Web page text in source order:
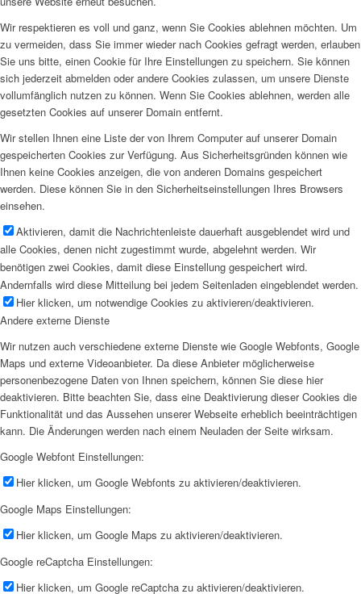
Wir respektieren es voll und ganz, wenn Sie Cookies ablehnen möchten. Um
zu vermeiden, dass Sie immer wieder nach Cookies gefragt werden, erlauben
Sie uns bitte, einen Cookie für Ihre Einstellungen zu speichern. Sie können
sich jederzeit abmelden oder andere Cookies zulassen, um unsere Dienste
vollumfänglich nutzen zu können. Wenn Sie Cookies ablehnen, werden alle
gesetzten Cookies auf unserer Domain entfernt.
Wir stellen Ihnen eine Liste der von Ihrem Computer auf unserer Domain
gespeicherten Cookies zur Verfügung. Aus Sicherheitsgründen können wie
Ihnen keine Cookies anzeigen, die von anderen Domains gespeichert
werden. Diese können Sie in den Sicherheitseinstellungen Ihres Browsers
einsehen.
Aktivieren, damit die Nachrichtenleiste dauerhaft ausgeblendet wird und
alle Cookies, denen nicht zugestimmt wurde, abgelehnt werden. Wir
benötigen zwei Cookies, damit diese Einstellung gespeichert wird.
Andernfalls wird diese Mitteilung bei jedem Seitenladen eingeblendet werden.
Hier klicken, um notwendige Cookies zu aktivieren/deaktivieren.
Andere externe Dienste
Wir nutzen auch verschiedene externe Dienste wie Google Webfonts, Google
Maps und externe Videoanbieter. Da diese Anbieter möglicherweise
personenbezogene Daten von Ihnen speichern, können Sie diese hier
deaktivieren. Bitte beachten Sie, dass eine Deaktivierung dieser Cookies die
Funktionalität und das Aussehen unserer Webseite erheblich beeinträchtigen
kann. Die Änderungen werden nach einem Neuladen der Seite wirksam.
Google Webfont Einstellungen:
Hier klicken, um Google Webfonts zu aktivieren/deaktivieren.
Google Maps Einstellungen:
Hier klicken, um Google Maps zu aktivieren/deaktivieren.
Google reCaptcha Einstellungen:
Hier klicken, um Google reCaptcha zu aktivieren/deaktivieren.